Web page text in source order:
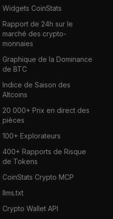
Widgets CoinStats
Rapport de 24h sur le
marché des crypto-
monnaies
Graphique de la Dominance
de BTC
Indice de Saison des
Altcoins
20 000+ Prix en direct des
pièces
100+ Explorateurs
400+ Rapports de Risque
de Tokens
CoinStats Crypto MCP
llms.txt
Crypto Wallet API